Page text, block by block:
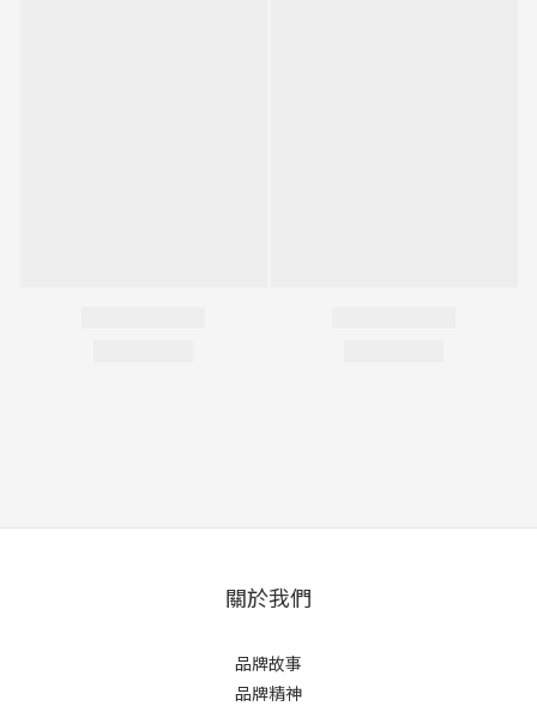
關於我們
品牌故事
品牌精神